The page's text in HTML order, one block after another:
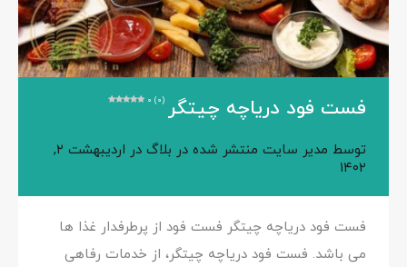
فست فود دریاچه چیتگر 0 (0)
توسط مدیر سایت منتشر شده در بلاگ در
اردیبهشت ۲,
۱۴۰۲
فست فود دریاچه چیتگر فست فود از پرطرفدار غذا ها
می باشد. فست فود دریاچه چیتگر، از خدمات رفاهی